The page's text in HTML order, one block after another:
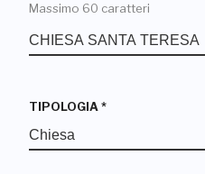
Massimo 60 caratteri
TIPOLOGIA *